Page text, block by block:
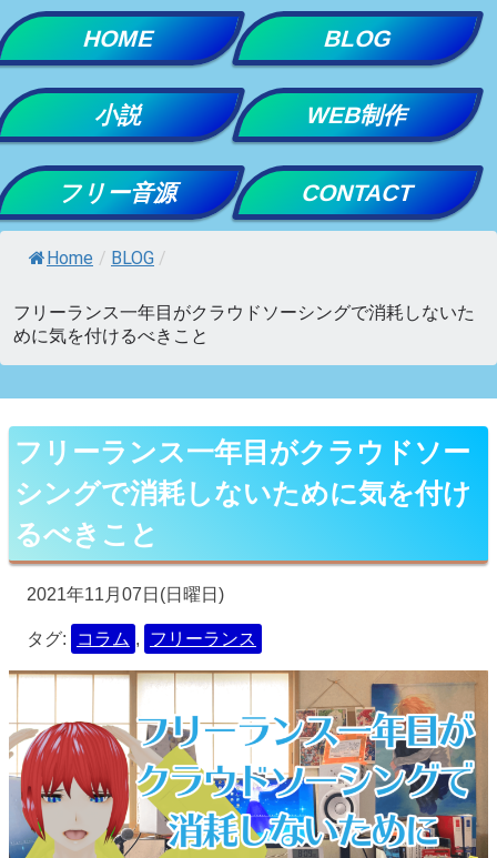
Skip
to
content
HOME BLOG
小説 WEB制作
フリー音源 CONTACT
Home / BLOG /
フリーランス一年目がクラウドソーシングで消耗しないた
めに気を付けるべきこと
フリーランス一年目がクラウドソー
シングで消耗しないために気を付け
るべきこと
2021年11月07日(日曜日)
タグ: コラム , フリーランス